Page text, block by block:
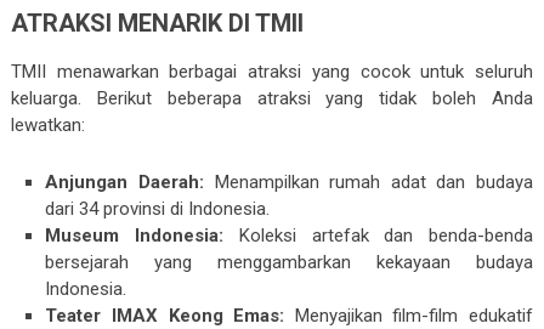
ATRAKSI MENARIK DI TMII
TMII menawarkan berbagai atraksi yang cocok untuk seluruh
keluarga. Berikut beberapa atraksi yang tidak boleh Anda
lewatkan:
Anjungan Daerah: Menampilkan rumah adat dan budaya
dari 34 provinsi di Indonesia.
Museum Indonesia: Koleksi artefak dan benda-benda
bersejarah yang menggambarkan kekayaan budaya
Indonesia.
Teater IMAX Keong Emas: Menyajikan film-film edukatif